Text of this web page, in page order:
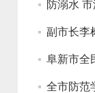
防溺水
副市长李
阜新市全
全市防范